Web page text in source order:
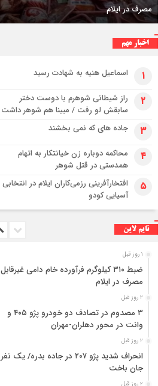
کمربندی شرقی ایلام
اخبار مهم
۱ اسماعیل هنیه به شهادت رسید
۲
راز شیطانی شوهرم با دوست دختر
سابقش لو رفت / مبینا هم شوهر داشت
۳ جاده های که نمی بخشند
۴
محاکمه دوباره زن خیانتکار به اتهام
همدستی در قتل شوهر
۵
افتخارآفرینی رزمی‌کاران ایلام در انتخابی
آسیایی کودو
تایم لاین
۱ روز قبل
ضبط ۳۱۰ کیلوگرم فرآورده خام دامی غیرقابل
مصرف در ایلام
۲ روز قبل
۳ مصدوم در تصادف دو خودرو پژو ۴۰۵ و
وانت در محور دهلران-مهران
۲ روز قبل
انحراف شدید پژو ۲۰۷ در جاده بدره/ یک نفر
جان باخت
۲ روز قبل